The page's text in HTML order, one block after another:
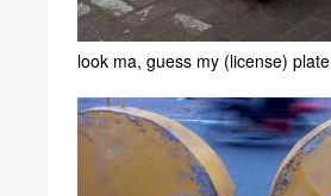
look ma, guess my (license) plate